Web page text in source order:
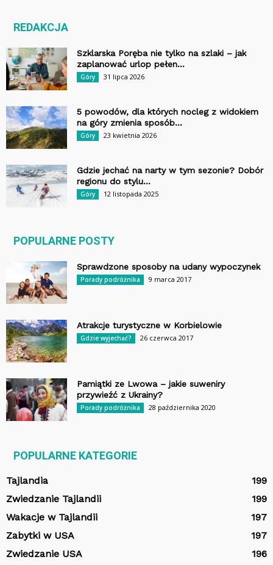
REDAKCJA
Szklarska Poręba nie tylko na szlaki – jak
zaplanować urlop pełen...
Góry 31 lipca 2026
5 powodów, dla których nocleg z widokiem
na góry zmienia sposób...
Góry 23 kwietnia 2026
Gdzie jechać na narty w tym sezonie? Dobór
regionu do stylu...
Góry 12 listopada 2025
POPULARNE POSTY
Sprawdzone sposoby na udany wypoczynek
Porady podróżnika 9 marca 2017
Atrakcje turystyczne w Korbielowie
Gdzie wyjechać? 26 czerwca 2017
Pamiątki ze Lwowa – jakie suweniry
przywieźć z Ukrainy?
Porady podróżnika 28 października 2020
POPULARNE KATEGORIE
Tajlandia
199
Zwiedzanie Tajlandii
199
Wakacje w Tajlandii
197
Zabytki w USA
197
Zwiedzanie USA
196